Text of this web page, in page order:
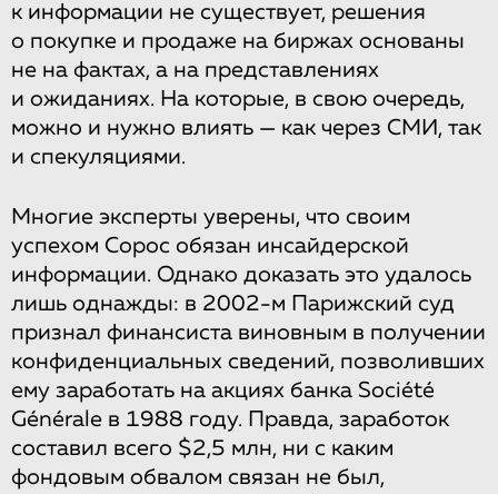
к информации не существует, решения
о покупке и продаже на биржах основаны
не на фактах, а на представлениях
и ожиданиях. На которые, в свою очередь,
можно и нужно влиять — как через СМИ, так
и спекуляциями.
Многие эксперты уверены, что своим
успехом Сорос обязан инсайдерской
информации. Однако доказать это удалось
лишь однажды: в 2002-м Парижский суд
признал финансиста виновным в получении
конфиденциальных сведений, позволивших
ему заработать на акциях банка Société
Générale в 1988 году. Правда, заработок
составил всего $2,5 млн, ни с каким
фондовым обвалом связан не был,